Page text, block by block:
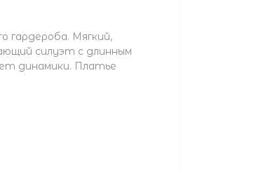
гардероба. Мягкий,
силуэт с длинным
динамики. Платье